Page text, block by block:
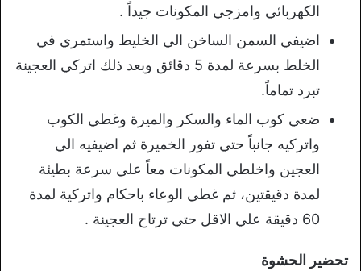
الكهربائي وامزجي المكونات جيداً .
اضيفي السمن الساخن الي الخليط واستمري في
الخلط بسرعة لمدة 5 دقائق وبعد ذلك اتركي العجينة
تبرد تماماً.
ضعي كوب الماء والسكر والميرة وغطي الكوب
واتركيه جانباً حتي تفور الخميرة ثم اضيفيه الي
العجين واخلطي المكونات معاً علي سرعة بطيئة
لمدة دقيقتين، ثم غطي الوعاء باحكام واتركية لمدة
60 دقيقة علي الاقل حتي ترتاح العجينة .
تحضير الحشوة